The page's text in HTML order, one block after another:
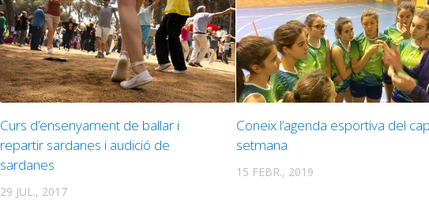
Curs d’ensenyament de ballar i
repartir sardanes i audició de
sardanes
29 JUL., 2017
Coneix l’agenda esportiva del
setmana
15 FEBR., 2019